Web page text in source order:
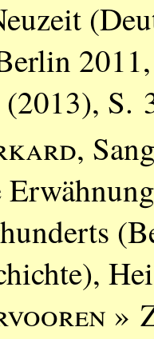
S.
,
»